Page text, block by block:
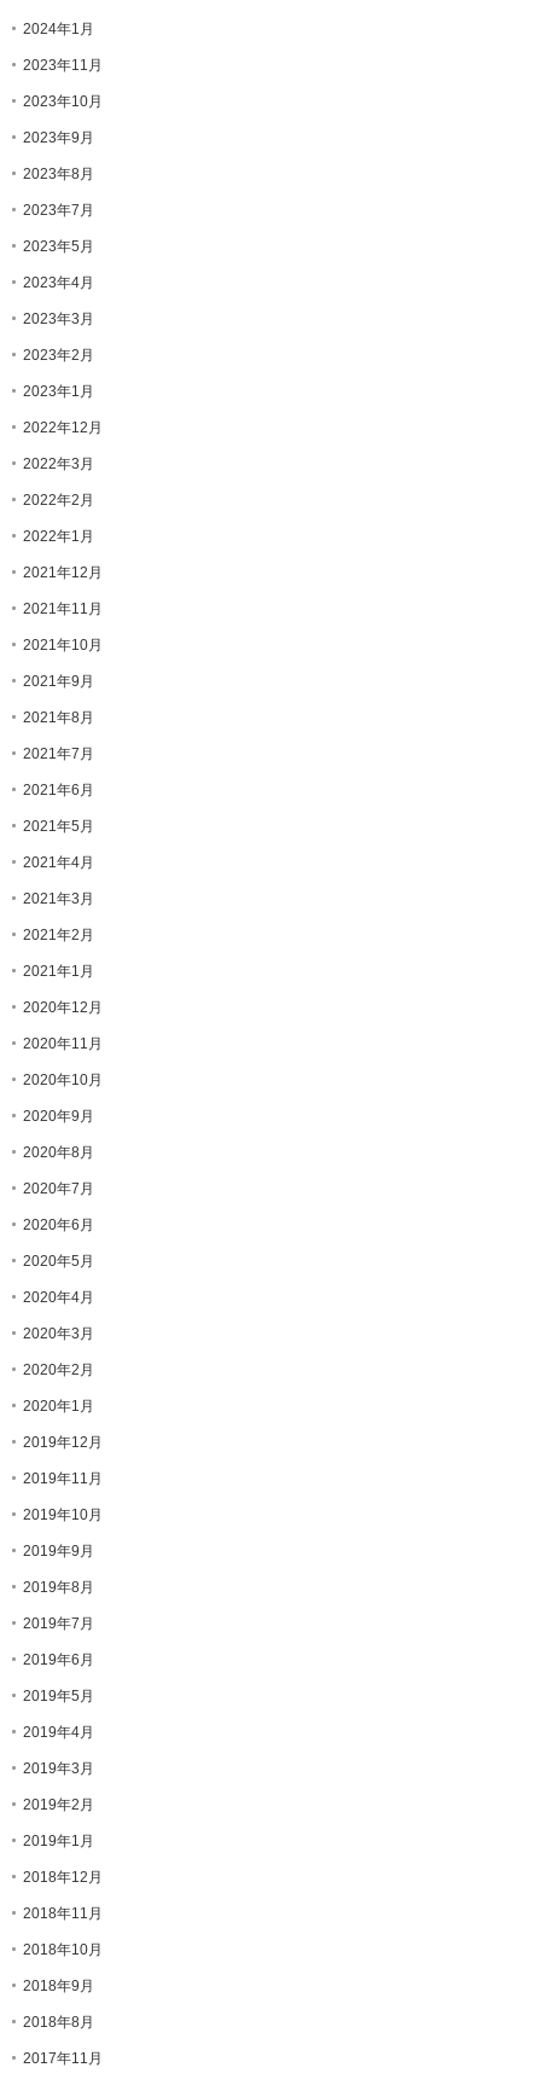
2024年1月
2023年11月
2023年10月
2023年9月
2023年8月
2023年7月
2023年5月
2023年4月
2023年3月
2023年2月
2023年1月
2022年12月
2022年3月
2022年2月
2022年1月
2021年12月
2021年11月
2021年10月
2021年9月
2021年8月
2021年7月
2021年6月
2021年5月
2021年4月
2021年3月
2021年2月
2021年1月
2020年12月
2020年11月
2020年10月
2020年9月
2020年8月
2020年7月
2020年6月
2020年5月
2020年4月
2020年3月
2020年2月
2020年1月
2019年12月
2019年11月
2019年10月
2019年9月
2019年8月
2019年7月
2019年6月
2019年5月
2019年4月
2019年3月
2019年2月
2019年1月
2018年12月
2018年11月
2018年10月
2018年9月
2018年8月
2017年11月